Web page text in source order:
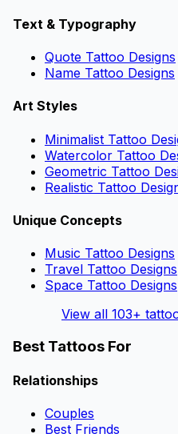
Text & Typography
Quote Tattoo Designs
Name Tattoo Designs
Art Styles
Minimalist Tattoo
Watercolor Tattoo
Geometric Tattoo
Realistic Tattoo
Unique Concepts
Music Tattoo Designs
Travel Tattoo Designs
Space Tattoo Designs
View all 103+
Best Tattoos For
Relationships
Couples
Best Friends